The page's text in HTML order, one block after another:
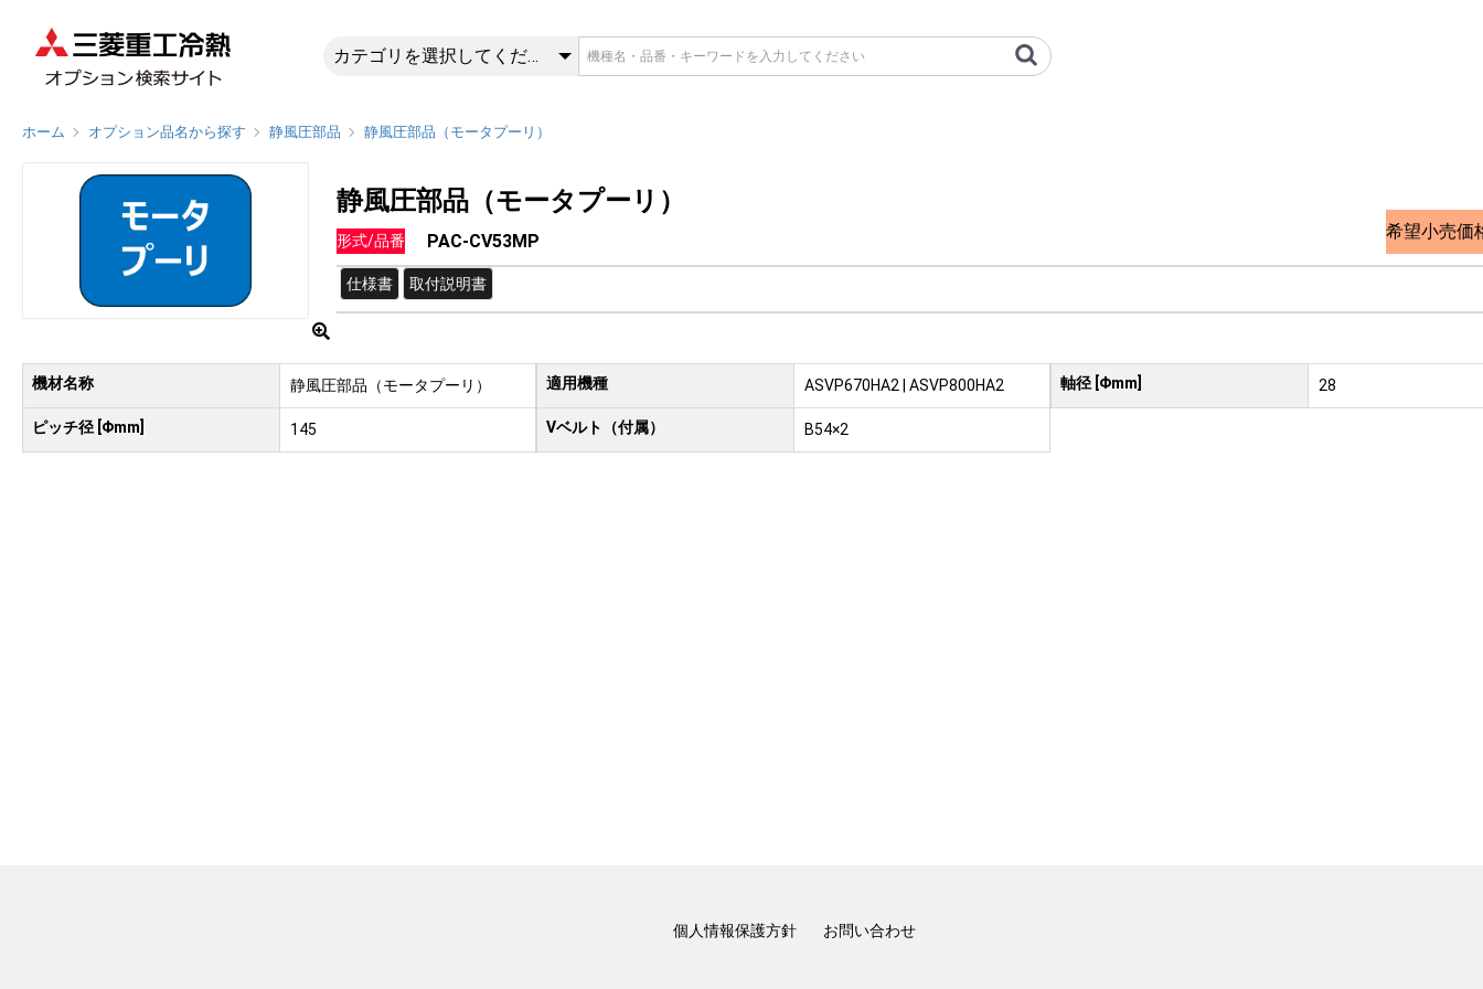
PAC-CV53MP | 静風圧部品（モータプーリ） | 三菱重工冷熱 オプショ
カテゴリを選択してください
ホーム オプション品名から探す 静風圧部品 静風圧部品（モータプーリ）
静風圧部品（モータプーリ）
形式/品番 PAC-CV53MP 希望小売価
仕様書 取付説明書
機材名称 静風圧部品（モータプーリ） 適用機種 ASVP670HA2 | ASVP800HA2 軸径 [Φmm] 28
ピッチ径 [Φmm] 145 Vベルト（付属） B54×2
個人情報保護方針 お問い合わせ